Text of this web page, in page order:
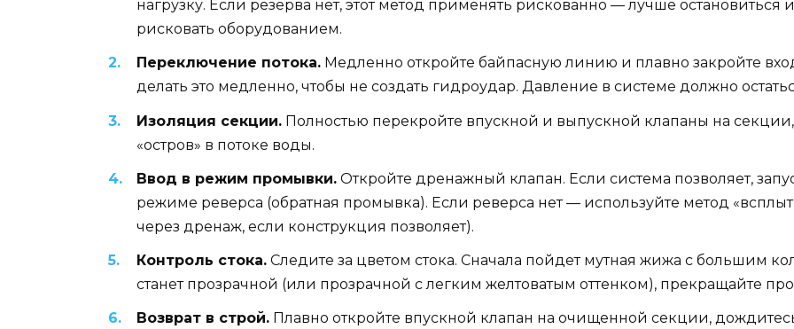
нагрузку. Если резерва нет, этот метод применять рискованно — лучше остановиться
рисковать оборудованием.
Переключение потока. Медленно откройте байпасную линию и плавно закройте
делать это медленно, чтобы не создать гидроудар. Давление в системе должно
Изоляция секции. Полностью перекройте впускной и выпускной клапаны на секции,
«остров» в потоке воды.
Ввод в режим промывки. Откройте дренажный клапан. Если система позволяет,
режиме реверса (обратная промывка). Если реверса нет — используйте метод
через дренаж, если конструкция позволяет).
Контроль стока. Следите за цветом стока. Сначала пойдет мутная жижа с большим
станет прозрачной (или прозрачной с легким желтоватым оттенком), прекращайте
Возврат в строй. Плавно откройте впускной клапан на очищенной секции,